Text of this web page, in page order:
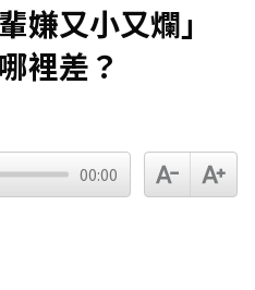
嫌又小又爛」
裡差？
00:00